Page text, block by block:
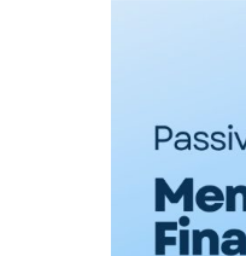
Lengkap
Menuju
Kebebasan
Finansial